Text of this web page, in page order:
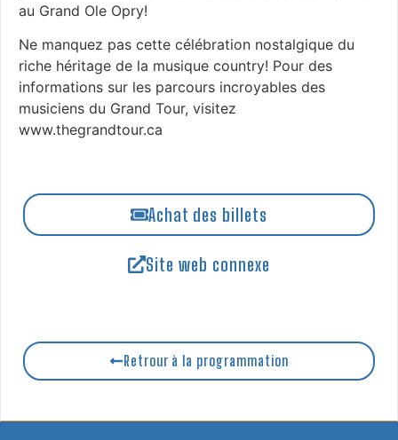
au Grand Ole Opry!
Ne manquez pas cette célébration nostalgique du
riche héritage de la musique country! Pour des
informations sur les parcours incroyables des
musiciens du Grand Tour, visitez
www.thegrandtour.ca
Achat des billets
Site web connexe
Retrour à la programmation